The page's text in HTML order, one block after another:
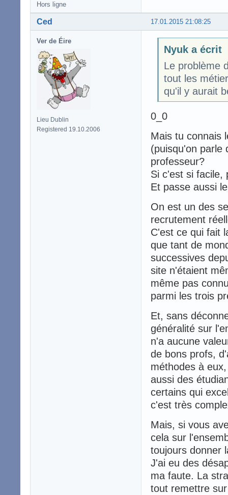
Hors ligne
17.01.2015 21:08:25
Ced
Ver de Éire
Lieu Dublin
Registered 19.10.2006
Nyuk a écrit
Le problème
tout les
qu'il y aurait
0_0
Mais tu connais
(puisqu'on parle
professeur?
Si c'est si facile,
Et passe aussi
On est un des
recrutement
C'est ce qui fait
que tant de
successives
site n'étaient
même pas
parmi les trois
Et, sans
généralité sur
n'a aucune
de bons profs,
méthodes à
aussi des
certains qui
c'est très
Mais, si vous
cela sur
toujours donner
J'ai eu des
ma faute. La
tout remettre